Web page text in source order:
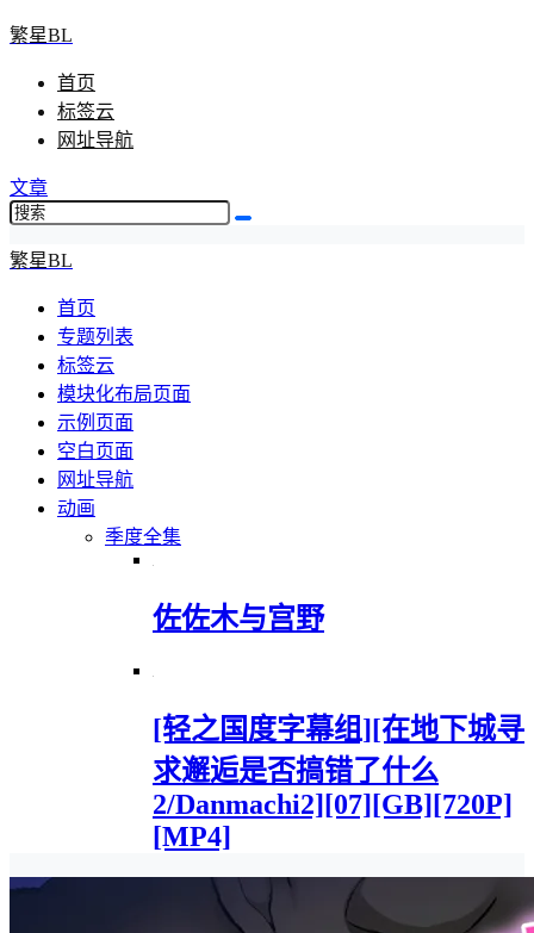
繁星BL
首页
标签云
网址导航
文章
繁星BL
首页
专题列表
标签云
模块化布局页面
示例页面
空白页面
网址导航
动画
季度全集
佐佐木与宫野
[轻之国度字幕组][在地下城寻
求邂逅是否搞错了什么
2/Danmachi2][07][GB][720P]
[MP4]